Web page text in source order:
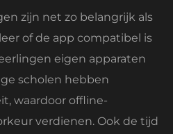
zijn net zo belangrijk als
of de app compatibel is
eigen apparaten
scholen hebben
waardoor offline-
verdienen. Ook de tijd